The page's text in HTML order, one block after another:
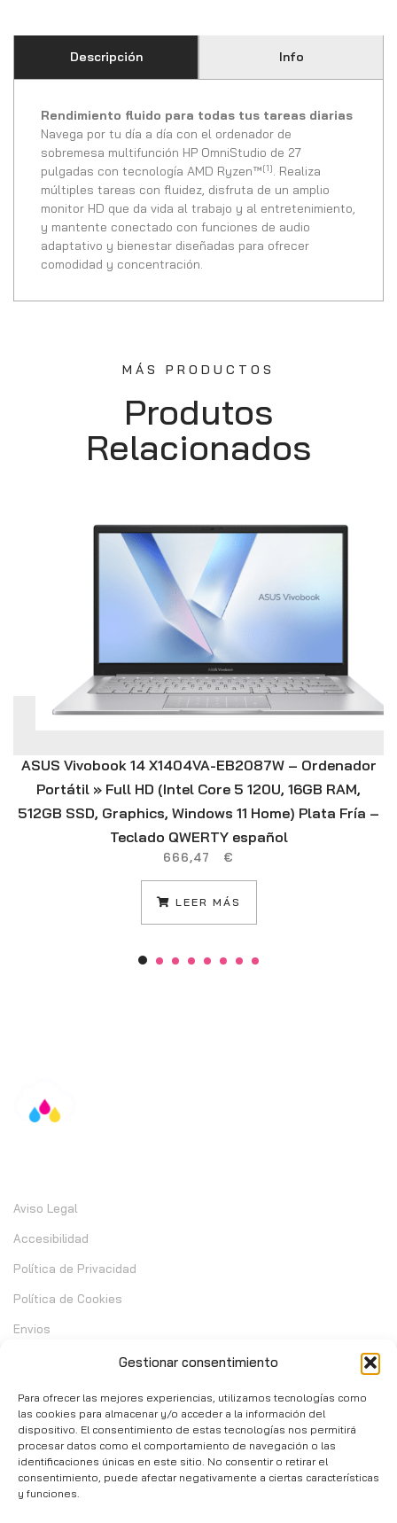
Gestionar consentimiento
Para ofrecer las mejores experiencias, utilizamos tecnologías como
las cookies para almacenar y/o acceder a la información del
dispositivo. El consentimiento de estas tecnologías nos permitirá
procesar datos como el comportamiento de navegación o las
identificaciones únicas en este sitio. No consentir o retirar el
consentimiento, puede afectar negativamente a ciertas características
y funciones.
Descripción Info
Rendimiento fluido para todas tus tareas diarias
Navega por tu día a día con el ordenador de
sobremesa multifunción HP OmniStudio de 27
pulgadas con tecnología AMD Ryzen™[1]. Realiza
múltiples tareas con fluidez, disfruta de un amplio
monitor HD que da vida al trabajo y al entretenimiento,
y mantente conectado con funciones de audio
adaptativo y bienestar diseñadas para ofrecer
comodidad y concentración.
MÁS PRODUCTOS
Produtos
Relacionados
ASUS Vivobook 14 X1404VA-EB2087W – Ordenador
Portátil » Full HD (Intel Core 5 120U, 16GB RAM,
512GB SSD, Graphics, Windows 11 Home) Plata Fría –
Teclado QWERTY español
666,47 €
LEER MÁS
Aviso Legal
Accesibilidad
Política de Privacidad
Política de Cookies
Envios
Contacto
C/ Telera de Cortijo Chico 14 - Mijas 29651